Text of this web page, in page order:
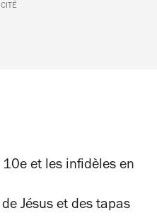
et les infidèles en
Jésus et des tapas